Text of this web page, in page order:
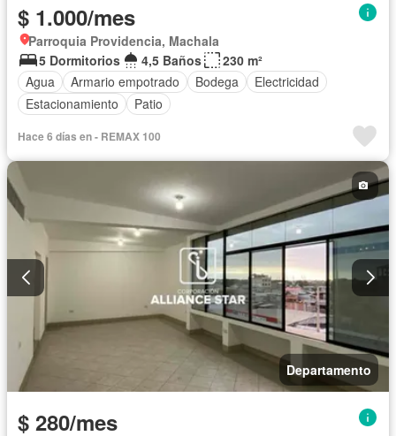
$ 1.000/mes
Parroquia Providencia, Machala
5 Dormitorios
4,5 Baños
230 m²
Agua
Armario empotrado Bodega
Electricidad
Estacionamiento
Patio
Hace 6 días en - REMAX 100
Departamento
$ 280/mes